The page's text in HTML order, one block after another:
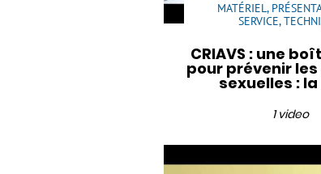
MATÉRIEL,
SERVICE,
CRIAVS : une
pour prévenir
sexuelles : la
1 video